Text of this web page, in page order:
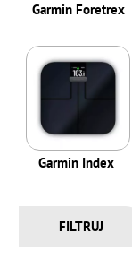
Garmin Foretrex
Garmin Index
FILTRUJ